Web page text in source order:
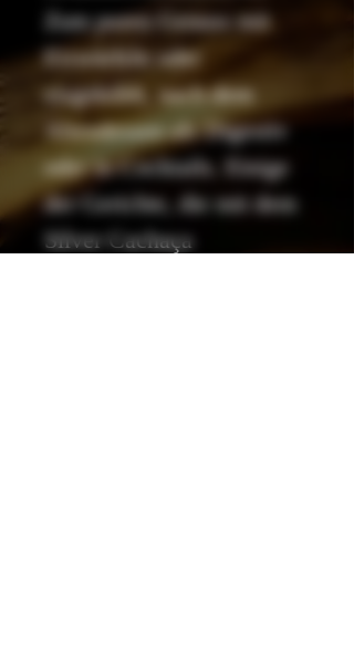
Zum puren Genuss mit
Eiswürfeln oder
eisgekühlt, nach dem
Abendessen als Digestiv
oder in Cocktails. Einige
der Gerichte, die mit dem
Silver Cachaça